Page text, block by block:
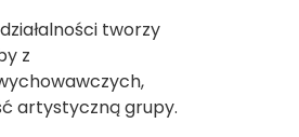
tworzy
z
artystyczną grupy.